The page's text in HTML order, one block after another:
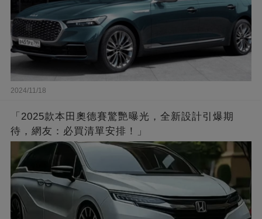
2024/11/18
「2025款本田奧德賽驚艷曝光，全新設計引爆期
待，網友：必買清單安排！」